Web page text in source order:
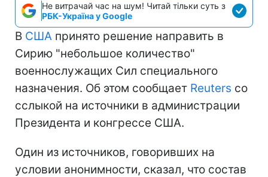
Не витрачай час на шум! Читай тільки суть з
РБК-Україна у Google
В США принято решение направить в
Сирию "небольшое количество"
военнослужащих Сил специального
назначения. Об этом сообщает Reuters со
сслыкой на источники в администрации
Президента и конгрессе США.
Один из источников, говоривших на
условии анонимности, сказал, что состав